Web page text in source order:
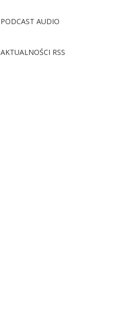
PODCAST AUDIO
AKTUALNOŚCI RSS